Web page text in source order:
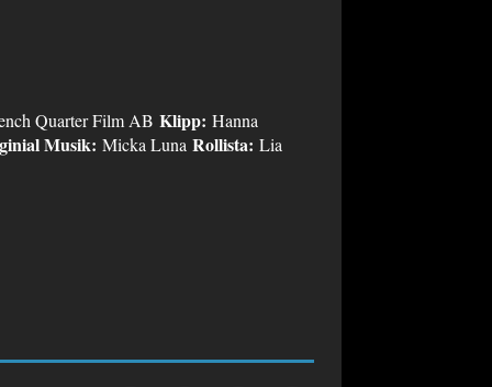
Quarter Film AB Klipp: Hanna
Musik: Micka Luna Rollista: Lia